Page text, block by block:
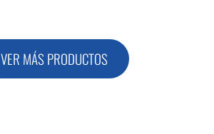
VER MÁS PRODUCTOS